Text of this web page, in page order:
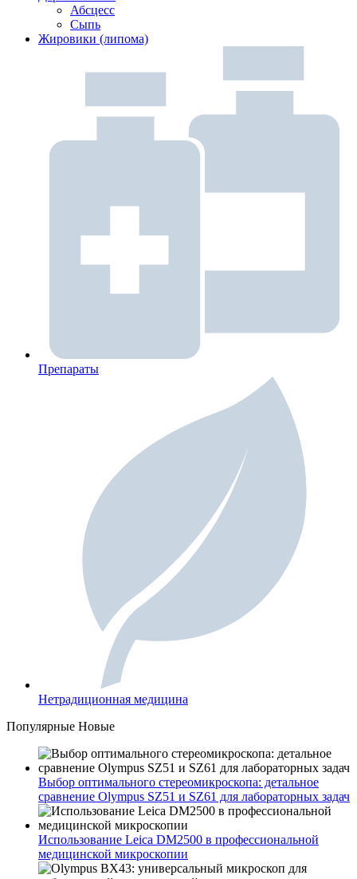
Абсцесс
Сыпь
Жировики (липома)
Препараты
Нетрадиционная медицина
Популярные Новые
Выбор оптимального стереомикроскопа: детальное
сравнение Olympus SZ51 и SZ61 для лабораторных задач
Использование Leica DM2500 в профессиональной
медицинской микроскопии